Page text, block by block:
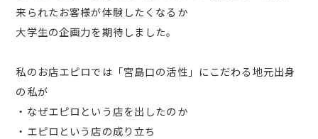
来られたお客様が体験したくなるか
大学生の企画力を期待しました。
私のお店エピロでは「宮島口の活性」にこだわる地元出身
の私が
・なぜエピロという店を出したのか
・エピロという店の成り立ち